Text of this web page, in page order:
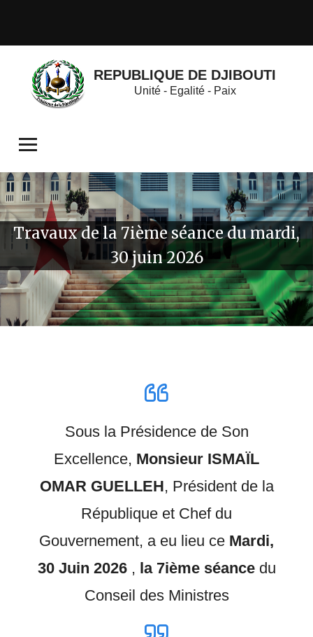
REPUBLIQUE DE DJIBOUTI
Unité - Egalité - Paix
Travaux de la 7ième séance du mardi,
30 juin 2026
Sous la Présidence de Son
Excellence, Monsieur ISMAÏL
OMAR GUELLEH, Président de la
République et Chef du
Gouvernement, a eu lieu ce Mardi,
30 Juin 2026, la 7ième séance du
Conseil des Ministres